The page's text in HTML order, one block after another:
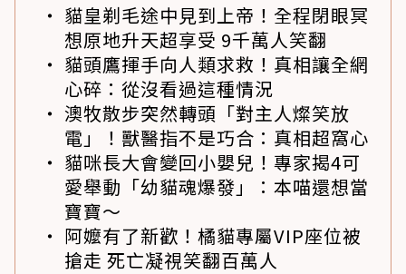
貓皇剃毛途中見到上帝！全程閉眼冥
想原地升天超享受 9千萬人笑翻
貓頭鷹揮手向人類求救！真相讓全網
心碎：從沒看過這種情況
澳牧散步突然轉頭「對主人燦笑放
電」！獸醫指不是巧合：真相超窩心
貓咪長大會變回小嬰兒！專家揭4可
愛舉動「幼貓魂爆發」：本喵還想當
寶寶～
阿嬤有了新歡！橘貓專屬VIP座位被
搶走 死亡凝視笑翻百萬人